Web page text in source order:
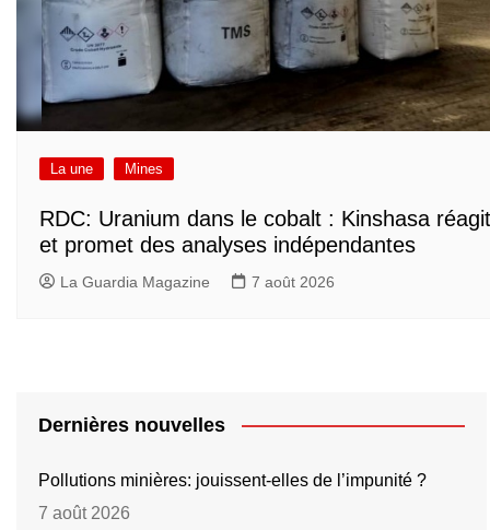
La une Mines
RDC: Uranium dans le cobalt : Kinshasa réagit
et promet des analyses indépendantes
La Guardia Magazine 7 août 2026
Dernières nouvelles
Pollutions minières: jouissent-elles de l’impunité ?
7 août 2026